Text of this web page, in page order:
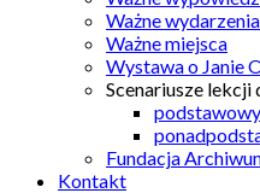
Ważne wydarzenia
Ważne miejsca
Wystawa o Janie
Scenariusze lekcji
Fundacja
Kontakt